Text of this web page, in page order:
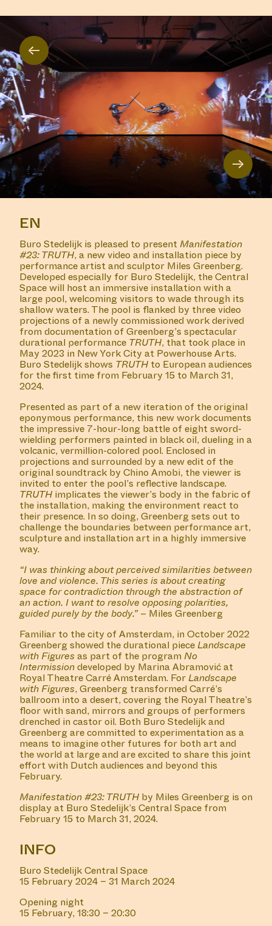
←
→
EN
Buro Stedelijk is pleased to present Manifestation
#23: TRUTH, a new video and installation piece by
performance artist and sculptor Miles Greenberg.
Developed especially for Buro Stedelijk, the Central
Space will host an immersive installation with a
large pool, welcoming visitors to wade through its
shallow waters. The pool is flanked by three video
projections of a newly commissioned work derived
from documentation of Greenberg’s spectacular
durational performance TRUTH, that took place in
May 2023 in New York City at Powerhouse Arts.
Buro Stedelijk shows TRUTH to European audiences
for the first time from February 15 to March 31,
2024.
Presented as part of a new iteration of the original
eponymous performance, this new work documents
the impressive 7-hour-long battle of eight sword-
wielding performers painted in black oil, dueling in a
volcanic, vermillion-colored pool. Enclosed in
projections and surrounded by a new edit of the
original soundtrack by Chino Amobi, the viewer is
invited to enter the pool’s reflective landscape.
TRUTH implicates the viewer’s body in the fabric of
the installation, making the environment react to
their presence. In so doing, Greenberg sets out to
challenge the boundaries between performance art,
sculpture and installation art in a highly immersive
way.
“I was thinking about perceived similarities between
love and violence. This series is about creating
space for contradiction through the abstraction of
an action. I want to resolve opposing polarities,
guided purely by the body.”– Miles Greenberg
Familiar to the city of Amsterdam, in October 2022
Greenberg showed the durational piece Landscape
with Figuresas part of the program No
Intermissiondeveloped by Marina Abramović at
Royal Theatre Carré Amsterdam. For Landscape
with Figures, Greenberg transformed Carré’s
ballroom into a desert, covering the Royal Theatre’s
floor with sand, mirrors and groups of performers
drenched in castor oil. Both Buro Stedelijk and
Greenberg are committed to experimentation as a
means to imagine other futures for both art and
the world at large and are excited to share this joint
effort with Dutch audiences and beyond this
February.
Manifestation #23: TRUTH by Miles Greenberg is on
display at Buro Stedelijk’s Central Space from
February 15 to March 31, 2024.
INFO
Buro Stedelijk Central Space
15 February 2024 – 31 March 2024
Opening night
15 February, 18:30 – 20:30